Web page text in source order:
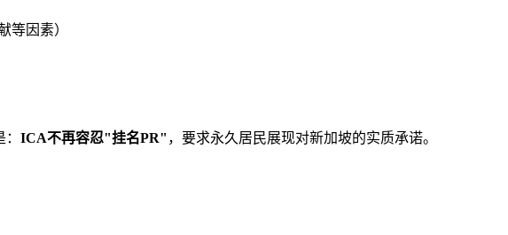
等因素）
ICA不再容忍"挂名PR" ，要求永久居民展现对新加坡的实质承诺。